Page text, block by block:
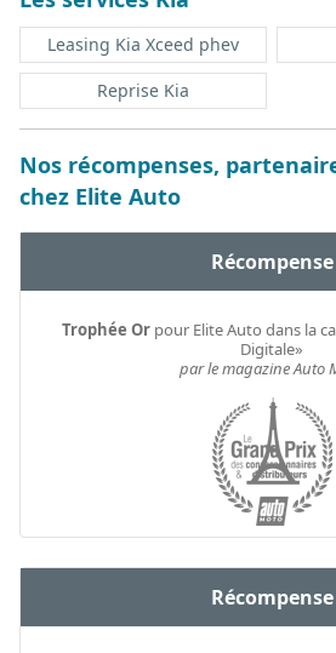
Leasing Kia Xceed phev
Reprise Kia
Nos récompenses,
chez Elite Auto
Récompense
Trophée Orpour Elite Auto dans la
Digitale»
par le magazine Auto
Récompense